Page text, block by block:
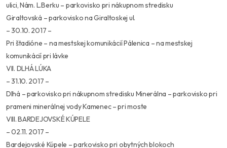
ulici, Nám. L.Berku – parkovisko pri nákupnom stredisku
Giraltovská – parkovisko na Giraltoskej ul.
– 30.10. 2017 –
Pri štadióne – na mestskej komunikácií Pálenica – na mestskej
komunikácií pri lávke
VII. DLHÁ LÚKA
– 31.10. 2017 –
Dlhá – parkovisko pri nákupnom stredisku Minerálna – parkovisko pri
prameni minerálnej vody Kamenec – pri moste
VIII. BARDEJOVSKÉ KÚPELE
– 02.11. 2017 –
Bardejovské Kúpele – parkovisko pri obytných blokoch